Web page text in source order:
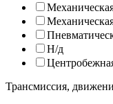
Н/д
Трансмиссия,